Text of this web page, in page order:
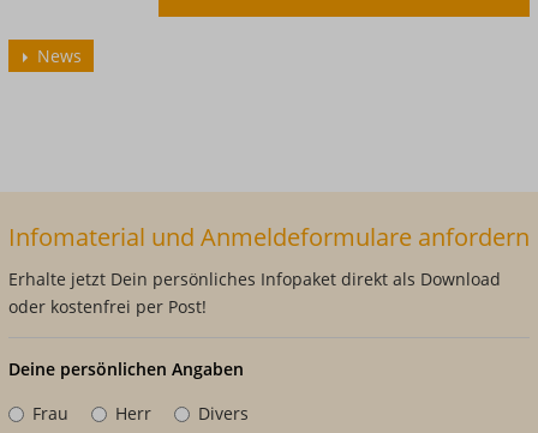
News
Infomaterial und Anmeldeformulare anfordern
Erhalte jetzt Dein persönliches Infopaket direkt als Download
oder kostenfrei per Post!
Deine persönlichen Angaben
Frau
Herr Divers